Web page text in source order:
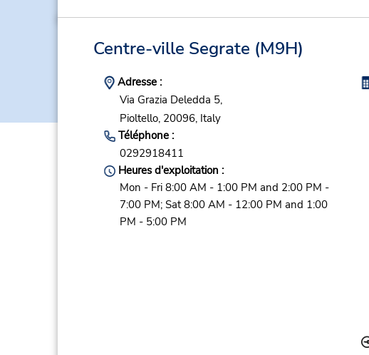
Centre-ville Segrate (M9H)
Adresse :
Via Grazia Deledda 5,
Pioltello, 20096, Italy
Téléphone :
0292918411
Heures d'exploitation :
Mon - Fri 8:00 AM - 1:00 PM and 2:00 PM -
7:00 PM; Sat 8:00 AM - 12:00 PM and 1:00
PM - 5:00 PM